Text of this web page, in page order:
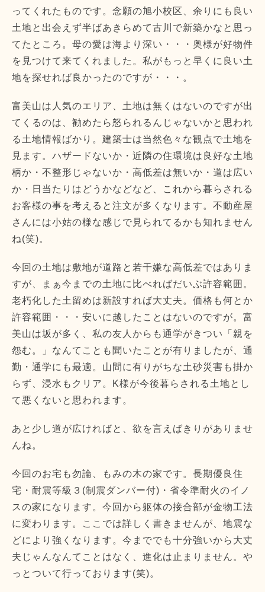
ってくれたものです。念願の旭小校区、余りにも良い
土地と出会えず半ばあきらめて古川で新築かなと思っ
てたところ。母の愛は海より深い・・・奥様が好物件
を見つけて来てくれました。私がもっと早くに良い土
地を探せれば良かったのですが・・・。
富美山は人気のエリア、土地は無くはないのですが出
てくるのは、勧めたら怒られるんじゃないかと思われ
る土地情報ばかり。建築士は当然色々な観点で土地を
見ます。ハザードないか・近隣の住環境は良好な土地
柄か・不整形じゃないか・高低差は無いか・道は広い
か・日当たりはどうかなどなど、これから暮らされる
お客様の事を考えると注文が多くなります。不動産屋
さんには小姑の様な感じで見られてるかも知れません
ね(笑)。
今回の土地は敷地が道路と若干嫌な高低差ではありま
すが、まぁ今までの土地に比べればだいぶ許容範囲。
老朽化した土留めは新設すれば大丈夫。価格も何とか
許容範囲・・・安いに越したことはないのですが。富
美山は坂が多く、私の友人からも通学がきつい「親を
怨む。」なんてことも聞いたことが有りましたが、通
勤・通学にも最適。山間に有りがちな土砂災害も掛か
らず、浸水もクリア。K様が今後暮らされる土地とし
て悪くないと思われます。
あと少し道が広ければと、欲を言えばきりがありませ
んね。
今回のお宅も勿論、もみの木の家です。長期優良住
宅・耐震等級３(制震ダンバー付)・省令準耐火のイノ
スの家になります。今回から躯体の接合部が金物工法
に変わります。ここでは詳しく書きませんが、地震な
どにより強くなります。今まででも十分強いから大丈
夫じゃんなんてことはなく、進化は止まりません。や
っとついて行っております(笑)。